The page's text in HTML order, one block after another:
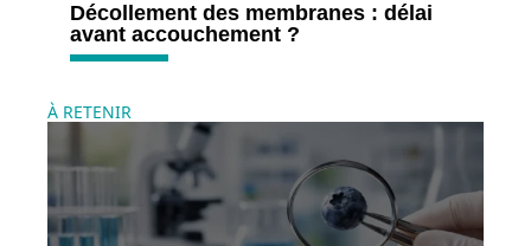
Décollement des membranes : délai
avant accouchement ?
À RETENIR